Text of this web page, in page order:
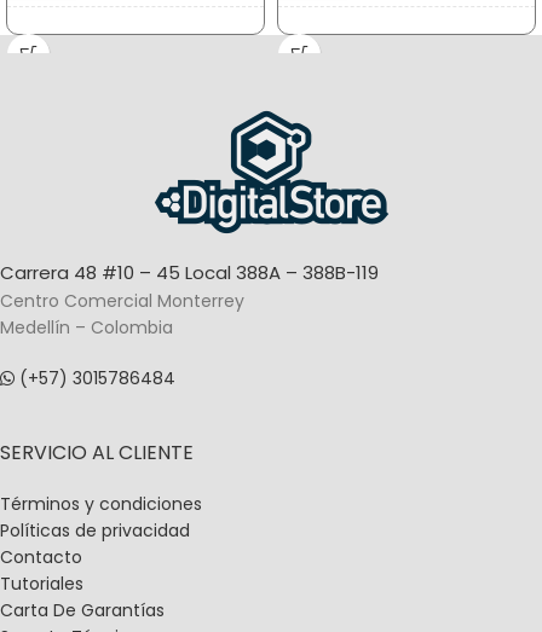
DIMENSIONES DIMENSIONES
TAMAÑO DE PAPEL
TIPO DE IMPRESIÓN
Carrera 48 #10 – 45 Local 388A – 388B-119
Centro Comercial Monterrey
Medellín – Colombia
(+57) 3015786484
SERVICIO AL CLIENTE
Términos y condiciones
Políticas de privacidad
Contacto
Tutoriales
Carta De Garantías